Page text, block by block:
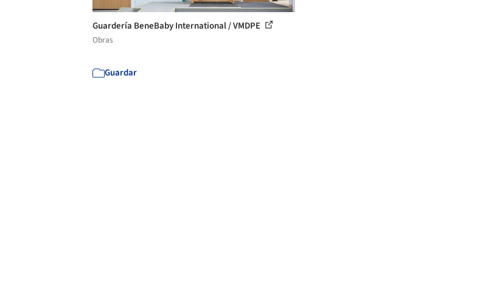
Guardería BeneBaby International / VMDPE
Obras
Guardar